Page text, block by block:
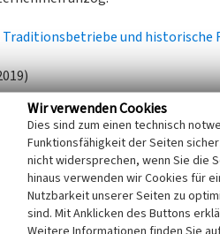
Traditionsbetriebe und historische
(1985) Vom Römerkastell zur
der Stadt Bonn.) Bonn (4.
Städteatlas, Lieferung I,
Wir verwenden Cookies
Dies sind zum einen technisch
Funktionsfähigkeit der Seiten
nicht widersprechen, wenn Sie die
hinaus verwenden wir Cookies für
Nutzbarkeit unserer Seiten zu
sind. Mit Anklicken des Buttons
Weitere Informationen finden Sie